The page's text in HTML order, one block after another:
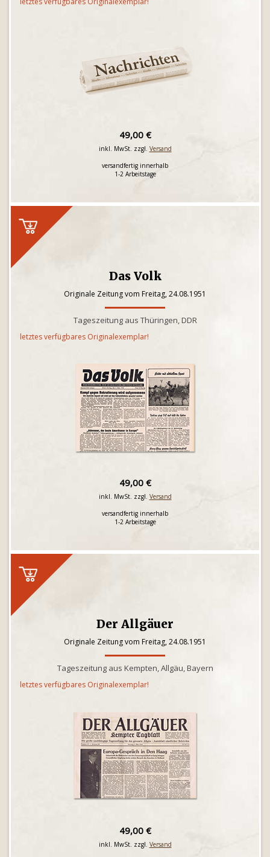
49,00 €
inkl. MwSt. zzgl. Versand
versandfertig innerhalb
1-2 Arbeitstage
Das Volk
Originale Zeitung vom Freitag, 24.08.1951
Tageszeitung aus Thüringen, DDR
letztes verfügbares Originalexemplar!
49,00 €
inkl. MwSt. zzgl. Versand
versandfertig innerhalb
1-2 Arbeitstage
Der Allgäuer
Originale Zeitung vom Freitag, 24.08.1951
Tageszeitung aus Kempten, Allgäu, Bayern
letztes verfügbares Originalexemplar!
49,00 €
inkl. MwSt. zzgl. Versand